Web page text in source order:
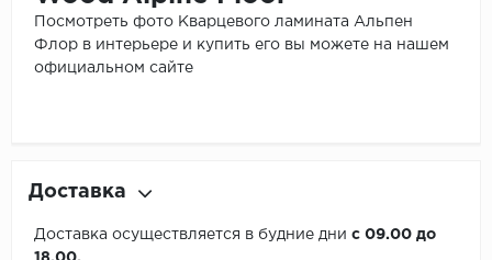
Посмотреть фото Кварцевого ламината Альпен
Флор в интерьере и купить его вы можете на нашем
официальном сайте
Доставка
Доставка осуществляется в будние дни с 09.00 до